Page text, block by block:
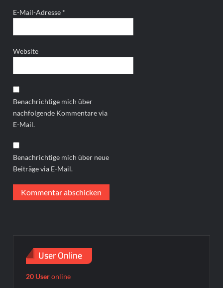
E-Mail-Adresse *
Website
Benachrichtige mich über
nachfolgende Kommentare via
E-Mail.
Benachrichtige mich über neue
Beiträge via E-Mail.
User Online
20 Useronline